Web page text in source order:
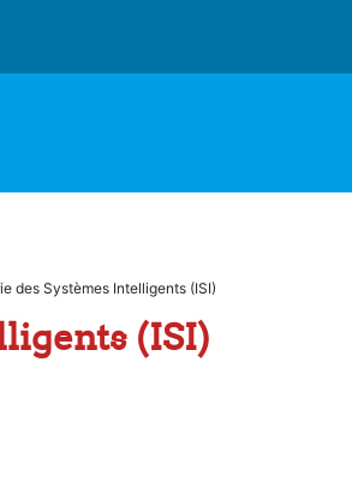
des Systèmes Intelligents (ISI)
(ISI)
DES COURS